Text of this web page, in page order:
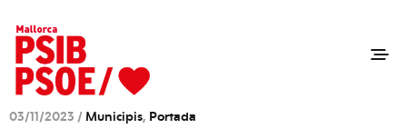
03/11/2023 / Municipis, Portada